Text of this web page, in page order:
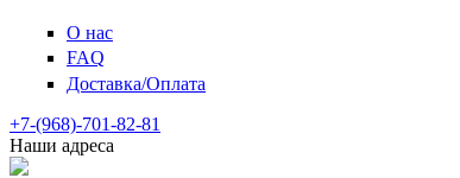
О нас
FAQ
Доставка/Оплата
+7-(968)-701-82-81
Наши адреса